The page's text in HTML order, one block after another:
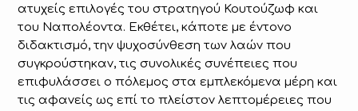
ατυχείς επιλογές του στρατηγού Κουτούζωφ και
του Ναπολέοντα. Εκθέτει, κάποτε με έντονο
διδακτισμό, την ψυχοσύνθεση των λαών που
συγκρούστηκαν, τις συνολικές συνέπειες που
επιφυλάσσει ο πόλεμος στα εμπλεκόμενα μέρη και
τις αφανείς ως επί το πλείστον λεπτομέρειες που